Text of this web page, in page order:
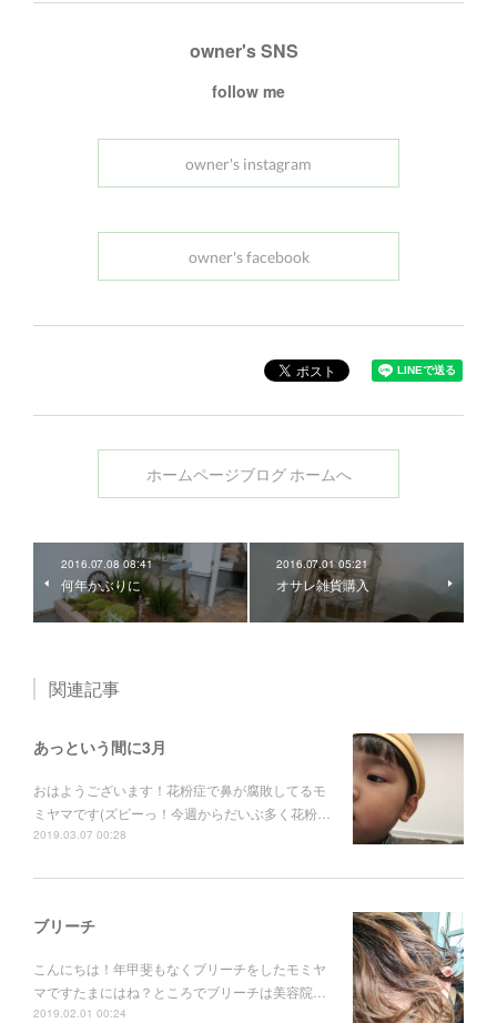
owner's SNS
follow me
owner's instagram
owner's facebook
ホームページブログ ホームへ
2016.07.08 08:41
何年かぶりに
2016.07.01 05:21
オサレ雑貨購入
関連記事
あっという間に3月
おはようございます！花粉症で鼻が腐敗してるモ
ミヤマです(ズビーっ！今週からだいぶ多く花粉…
2019.03.07 00:28
ブリーチ
こんにちは！年甲斐もなくブリーチをしたモミヤ
マですたまにはね？ところでブリーチは美容院…
2019.02.01 00:24